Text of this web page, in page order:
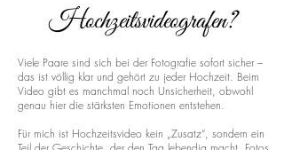
Hochzeitsvideografen?
Viele Paare sind sich bei der Fotografie sofort sicher –
das ist völlig klar und gehört zu jeder Hochzeit. Beim
Video gibt es manchmal noch Unsicherheit, obwohl
genau hier die stärksten Emotionen entstehen.
Für mich ist Hochzeitsvideo kein „Zusatz“, sondern ein